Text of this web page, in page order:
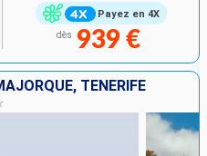
Payez en 4X
dès 939 €
TENERIFE